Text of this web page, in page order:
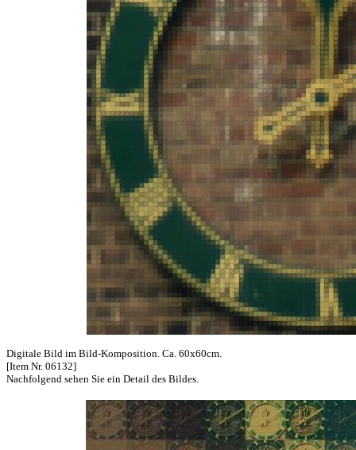
Digitale Bild im Bild-Komposition. Ca. 60x60cm.
[Item Nr. 06132]
Nachfolgend sehen Sie ein Detail des Bildes.